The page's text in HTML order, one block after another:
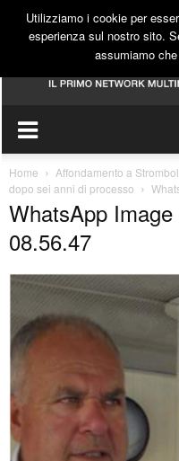
Home
Affondamento a
dopo sei anni di processo
WhatsApp
08.56.47
Utilizziamo i cookie per
esperienza sul nostro sito.
assumiamo